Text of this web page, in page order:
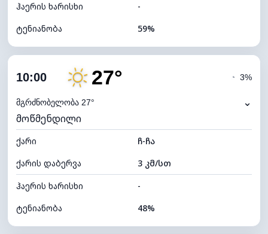
ჰაერის ხარისხი
-
ტენიანობა
59%
ღრუბლიანობა
ნამის წერტილი
ხილვადობა
განათების ინდექსი 7 (ნათელი)
ღრუბლის სიმაღლე 9440 მ
10:00 27°
მგრძნობელობა 27°
◔ 3%
⌄
მოწმენდილი
ქარი
ჩ-ჩა
ქარის დაბერვა
3 კმ/სთ
ჰაერის ხარისხი
-
ტენიანობა
48%